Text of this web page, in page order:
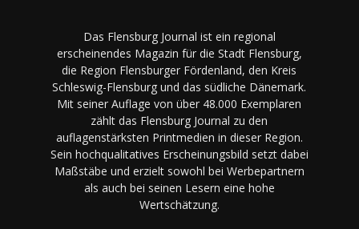
Das Flensburg Journal ist ein regional
erscheinendes Magazin für die Stadt Flensburg,
die Region Flensburger Fördenland, den Kreis
Schleswig-Flensburg und das südliche Dänemark.
Mit seiner Auflage von über 48.000 Exemplaren
zählt das Flensburg Journal zu den
auflagenstärksten Printmedien in dieser Region.
Sein hochqualitatives Erscheinungsbild setzt dabei
Maßstäbe und erzielt sowohl bei Werbepartnern
als auch bei seinen Lesern eine hohe
Wertschätzung.